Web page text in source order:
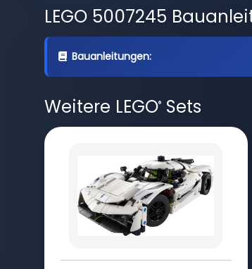
LEGO 5007245
Bauanleitungen:
Weitere LEGO®Sets